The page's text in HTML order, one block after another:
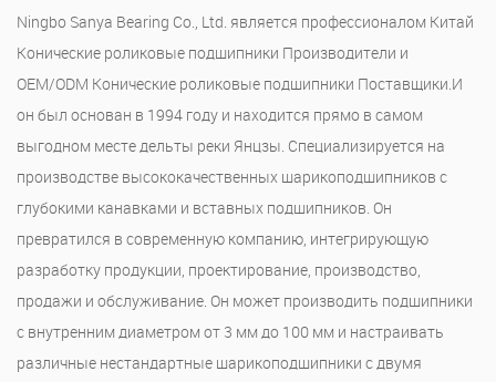
Ningbo Sanya Bearing Co., Ltd. является профессионалом Китай
Конические роликовые подшипники Производители и
OEM/ODM Конические роликовые подшипники Поставщики.И
он был основан в 1994 году и находится прямо в самом
выгодном месте дельты реки Янцзы. Специализируется на
производстве высококачественных шарикоподшипников с
глубокими канавками и вставных подшипников. Он
превратился в современную компанию, интегрирующую
разработку продукции, проектирование, производство,
продажи и обслуживание. Он может производить подшипники
с внутренним диаметром от 3 мм до 100 мм и настраивать
различные нестандартные шарикоподшипники с двумя